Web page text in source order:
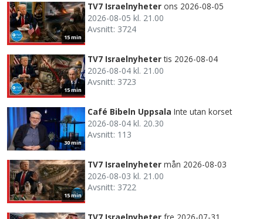
15 min
TV7 Israelnyheter ons 2026-08-05
2026-08-05 kl. 21.00
Avsnitt: 3724
15 min
TV7 Israelnyheter tis 2026-08-04
2026-08-04 kl. 21.00
Avsnitt: 3723
30 min
Café Bibeln Uppsala Inte utan korset
2026-08-04 kl. 20.30
Avsnitt: 113
15 min
TV7 Israelnyheter mån 2026-08-03
2026-08-03 kl. 21.00
Avsnitt: 3722